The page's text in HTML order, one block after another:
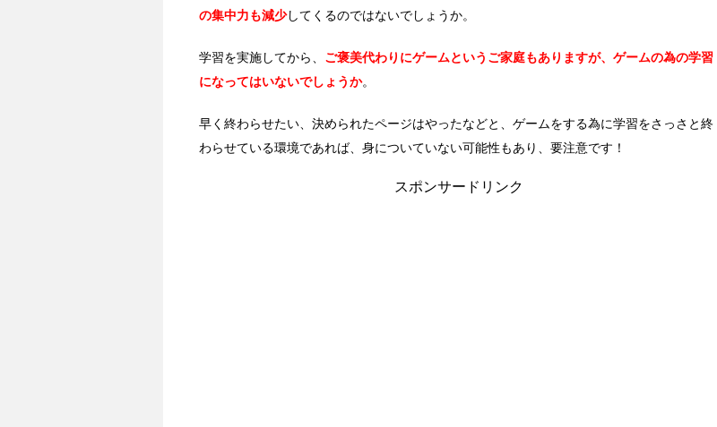
の集中力も減少してくるのではないでしょうか。
学習を実施してから、 ご褒美代わりにゲームというご家庭もありますが、ゲームの為の学習
になってはいないでしょうか。
早く終わらせたい、決められたページはやったなどと、ゲームをする為に学習をさっさと終
わらせている環境であれば、身についていない可能性もあり、要注意です！
スポンサードリンク